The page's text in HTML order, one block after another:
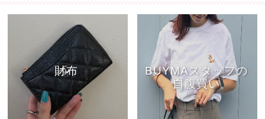
財布
BUYMAスタッフの
自腹買い